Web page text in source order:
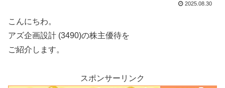
2025.08.30
こんにちわ。
アズ企画設計 (3490)の株主優待を
ご紹介します。
スポンサーリンク